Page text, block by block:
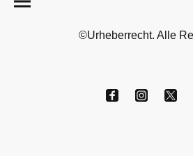
©Urheberrecht. Alle